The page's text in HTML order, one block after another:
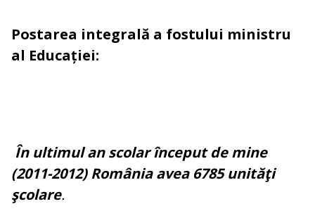
Postarea integrală a fostului ministru
al Educației:
În ultimul an scolar început de mine
(2011-2012) România avea 6785 unităţi
şcolare.